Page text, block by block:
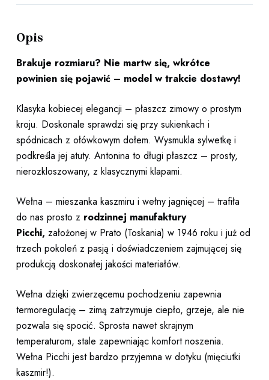
Opis
Brakuje rozmiaru? Nie martw się, wkrótce
powinien się pojawić – model w trakcie dostawy!
Klasyka kobiecej elegancji – płaszcz zimowy o prostym
kroju. Doskonale sprawdzi się przy sukienkach i
spódnicach z ołówkowym dołem. Wysmukla sylwetkę i
podkreśla jej atuty. Antonina to długi płaszcz – prosty,
nierozkloszowany, z klasycznymi klapami.
Wełna – mieszanka kaszmiru i wełny jagnięcej – trafiła
do nas prosto z rodzinnej manufaktury
Picchi, założonej w Prato (Toskania) w 1946 roku i już od
trzech pokoleń z pasją i doświadczeniem zajmującej się
produkcją doskonałej jakości materiałów.
Wełna dzięki zwierzęcemu pochodzeniu zapewnia
termoregulację – zimą zatrzymuje ciepło, grzeje, ale nie
pozwala się spocić. Sprosta nawet skrajnym
temperaturom, stale zapewniając komfort noszenia.
Wełna Picchi jest bardzo przyjemna w dotyku (mięciutki
kaszmir!).